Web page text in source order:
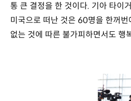
통 큰 결정을 한 것이다. 기아 타이
미국으로 떠난 것은 60명을 한꺼번
없는 것에 따른 불가피하면서도 행